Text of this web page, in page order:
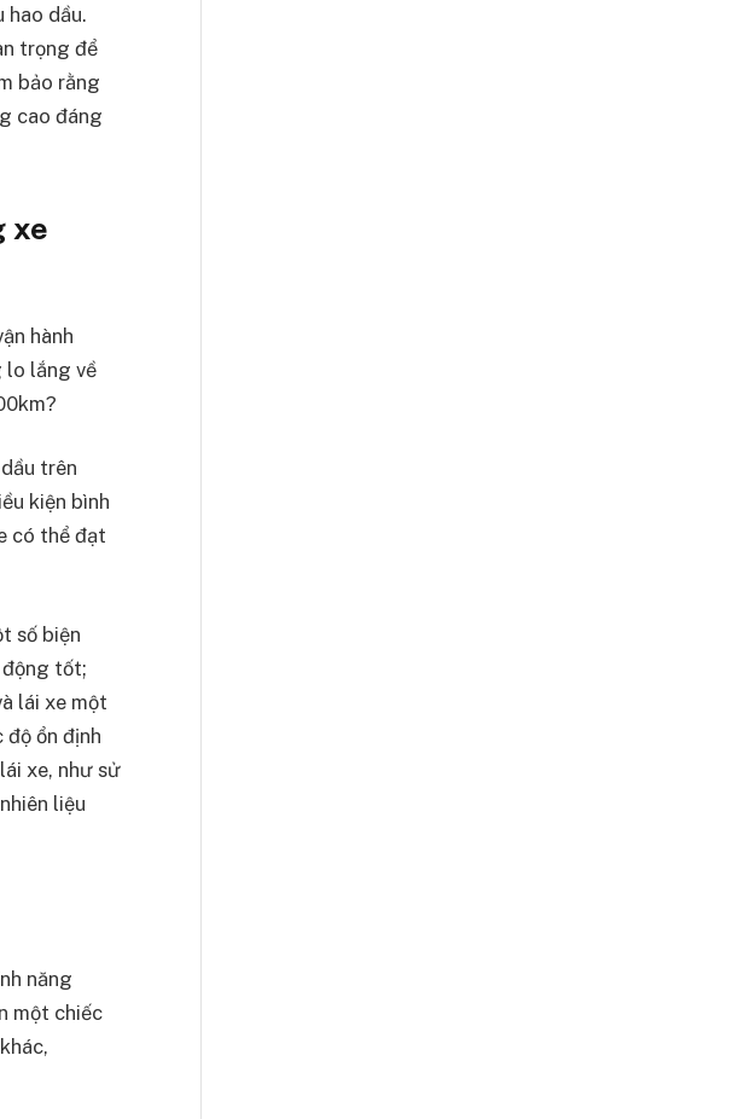
hao dầu.
trọng để
bảo rằng
cao đáng
xe
hành
lo lắng về
trên
kiện bình
có thể đạt
số biện
động tốt;
lái xe một
ổn định
xe, như sử
liệu
năng
một chiếc